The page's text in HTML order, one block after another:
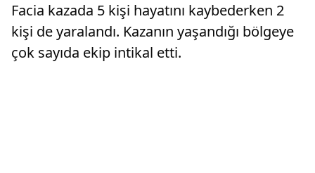
Facia kazada 5 kişi hayatını kaybederken 2
kişi de yaralandı. Kazanın yaşandığı bölgeye
çok sayıda ekip intikal etti.